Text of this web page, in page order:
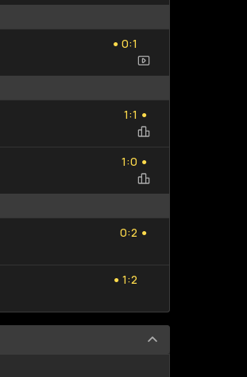
●
0
0:
1
1
1
1:
1
1 ●
1:0 ●
0
0:
2
2 ●
● 1:2